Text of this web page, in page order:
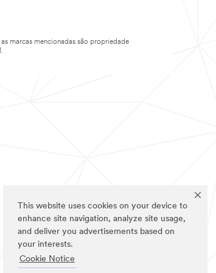
This website uses cookies on your device to
enhance site navigation, analyze site usage,
and deliver you advertisements based on
your interests.
Cookie Notice
as marcas mencionadas são propriedade